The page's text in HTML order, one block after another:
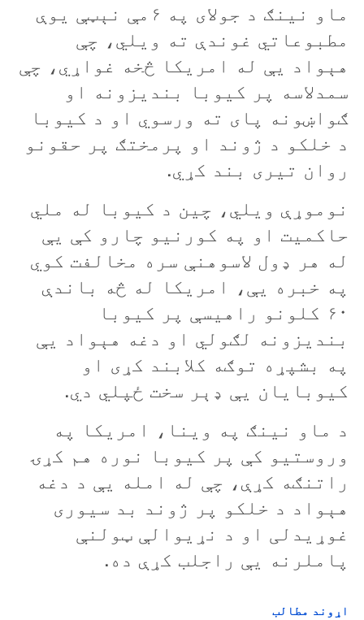
ماو نينګ د جولای په ۶مې نېټې يوې
مطبوعاتي غوندې ته ويلي، چې
هېواد يې له امريکا څخه غواړي، چې
سمدلاسه پر کيوبا بنديزونه او
ګواښونه پای ته ورسوي او د کيوبا
د خلکو د ژوند او پرمختګ پر حقونو
روان تیری بند کړي.
نوموړې ويلي، چين د کيوبا له ملي
حاکميت او په کورنيو چارو کې يې
له هر ډول لاسوهنې سره مخالفت کوي
په خبره یې، امریکا له څه باندې
۶۰ کلونو راهیسې پر کيوبا
بندیزونه لګولي او دغه هېواد يې
په بشپړه توګه کلابند کړی او
کيوبايان یې ډېر سخت ځپلي دي.
د ماو نينګ په وينا، امريکا په
وروستيو کې پر کيوبا نوره هم کړۍ
راتنګه کړې، چې له امله یې د دغه
هېواد د خلکو پر ژوند بد سیوری
غوړیدلی او د نړیوالې ټولنې
پاملرنه يې راجلب کړې ده.
اړوند مطالب